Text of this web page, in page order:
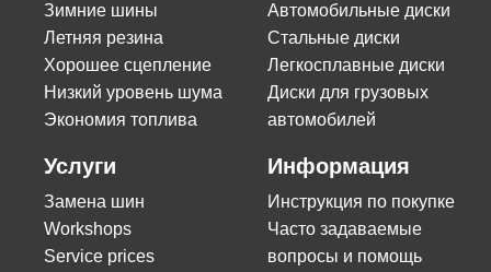
Зимние шины
Летняя резина
Хорошее сцепление
Низкий уровень шума
Экономия топлива
Автомобильные диски
Стальные диски
Легкосплавные диски
Диски для грузовых
автомобилей
Услуги
Замена шин
Workshops
Service prices
Информация
Инструкция по покупке
Часто задаваемые
вопросы и помощь